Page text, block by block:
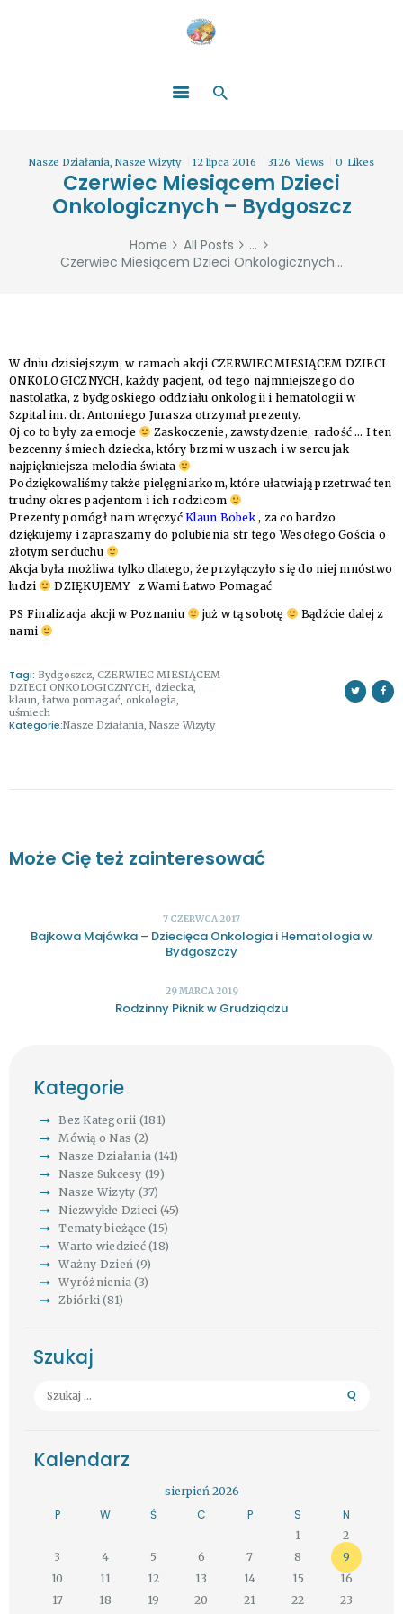
Nasze Działania ,Nasze Wizyty 12 lipca 2016 3126 Views 0 Likes
Czerwiec Miesiącem Dzieci
Onkologicznych – Bydgoszcz
Home All Posts
...
Czerwiec Miesiącem Dzieci Onkologicznych...
ZOSTAŃ DARCZYŃCĄ!
WYDARZENIA
PARTNERZY
W dniu dzisiejszym, w ramach akcji CZERWIEC MIESIĄCEM DZIECI
ONKOLOGICZNYCH, każdy pacjent, od tego najmniejszego do
nastolatka, z bydgoskiego oddziału onkologii i hematologii w
Szpital im. dr. Antoniego Jurasza otrzymał prezenty.
Oj co to były za emocje
Zaskoczenie, zawstydzenie, radość … I ten
bezcenny śmiech dziecka, który brzmi w uszach i w sercu jak
najpiękniejsza melodia świata
Podziękowaliśmy także pielęgniarkom, które ułatwiają przetrwać ten
trudny okrespacjentom i ich rodzicom
Prezenty pomógł nam wręczyć Klaun Bobek, za co bardzo
dziękujemy i zapraszamy do polubienia str tego Wesołego Gościa o
złotym serduchu
Akcja była możliwa tylko dlatego, że przyłączyło się do niej mnóstwo
ludzi
DZIĘKUJEMY z Wami Łatwo Pomagać
PS Finalizacja akcji w Poznaniu już w tą sobotę
Bądźcie dalej z
nami
Tagi: Bydgoszcz, CZERWIEC MIESIĄCEM
DZIECI ONKOLOGICZNYCH, dziecka,
klaun, łatwo pomagać, onkologia,
uśmiech
Kategorie:Nasze Działania, Nasze Wizyty
Może Cię też zainteresować
7 CZERWCA 2017
Bajkowa Majówka – Dziecięca Onkologia i Hematologia w
Bydgoszczy
29 MARCA 2019
Rodzinny Piknik w Grudziądzu
Kategorie
Bez Kategorii (181)
Mówią o Nas (2)
Nasze Działania (141)
Nasze Sukcesy (19)
Nasze Wizyty (37)
Niezwykłe Dzieci (45)
Tematy bieżące (15)
Warto wiedzieć(18)
Ważny Dzień (9)
Wyróżnienia (3)
Zbiórki (81)
Szukaj
Szukaj:
Kalendarz
sierpień 2026
P W Ś C P S N
1
2
3
4 5 6 7 8
9
10
11 12 13 14 15
16
17
18 19 20 21 22 23